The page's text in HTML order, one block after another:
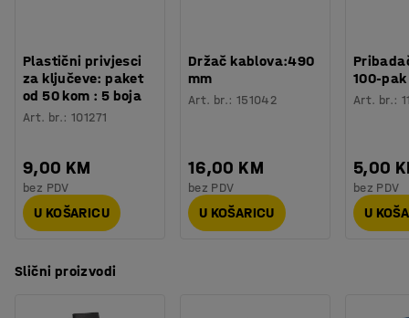
Plastični privjesci
za ključeve: paket
od 50 kom : 5 boja
Art. br.:101271
9,00 KM
bez PDV
U KOŠARICU
Držač kablova:490
mm
Art. br.: 151042
16,00 KM
bez PDV
U KOŠARICU
100-pak
Art. br.:
5,00
bez PDV
U
Slični proizvodi